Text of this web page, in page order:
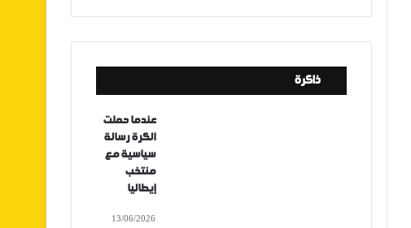
ذاكرة
عندما حملت
الكرة رسالة
سياسية مع
منتخب
إيطاليا
13/06/2026